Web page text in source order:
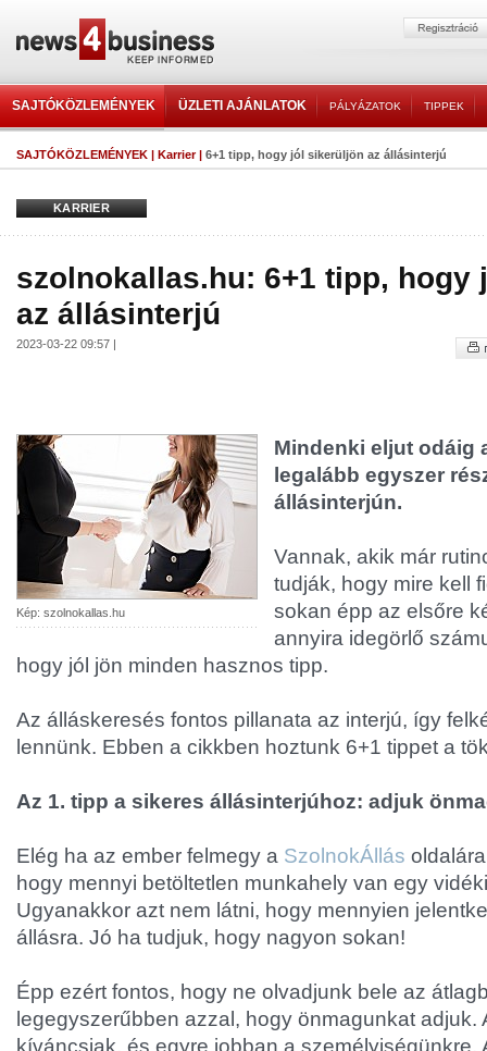
SAJTÓKÖZLEMÉNYEK ÜZLETI AJÁNLATOK PÁLYÁZATOK TIPPEK
SAJTÓKÖZLEMÉNYEK | Karrier| 6+1 tipp, hogy jól sikerüljön az állásinterjú
KARRIER
szolnokallas.hu: 6+1 tipp, hogy
az állásinterjú
2023-03-22 09:57 |
Kép: szolnokallas.hu
Mindenki eljut odáig
legalább egyszer
állásinterjún.
Vannak, akik már
tudják, hogy mire kell
sokan épp az elsőre
annyira idegörlő
hogy jól jön minden hasznos tipp.
Az álláskeresés fontos pillanata az interjú, így
lennünk. Ebben a cikkben hoztunk 6+1 tippet a
Az 1. tipp a sikeres állásinterjúhoz: adjuk
Elég ha az ember felmegy a SzolnokÁllás
hogy mennyi betöltetlen munkahely van egy
Ugyanakkor azt nem látni, hogy mennyien
állásra. Jó ha tudjuk, hogy nagyon sokan!
Épp ezért fontos, hogy ne olvadjunk bele az
legegyszerűbben azzal, hogy önmagunkat adjuk.
kíváncsiak, és egyre jobban a személyiségünkre.